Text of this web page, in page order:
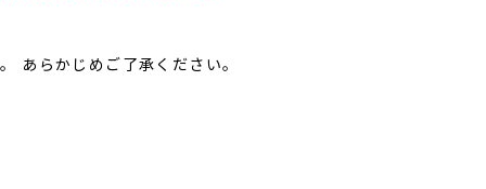
あらかじめご了承ください。